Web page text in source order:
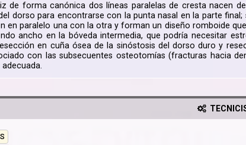
de forma canónica dos líneas paralelas de cresta nacen
dorso para encontrarse con la punta nasal en la parte
en paralelo una con la otra y forman un diseño romboide
ancho en la bóveda intermedia, que podría necesitar
en cuña ósea de la sinóstosis del dorso duro y
con las subsecuentes osteotomías (fracturas hacia